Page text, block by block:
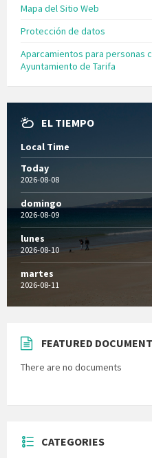
Mapa del Sitio Web
Protección de datos
Aparcamientos para personas
Ayuntamiento de Tarifa
EL TIEMPO
Local Time
Today
2026-08-08
domingo
2026-08-09
lunes
2026-08-10
martes
2026-08-11
FEATURED DOCUMENT
There are no documents
CATEGORIES